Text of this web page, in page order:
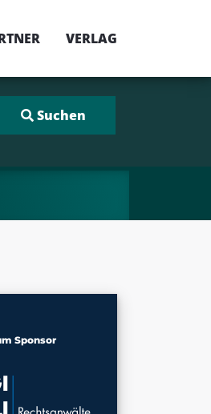
VERLAG
Sponsor